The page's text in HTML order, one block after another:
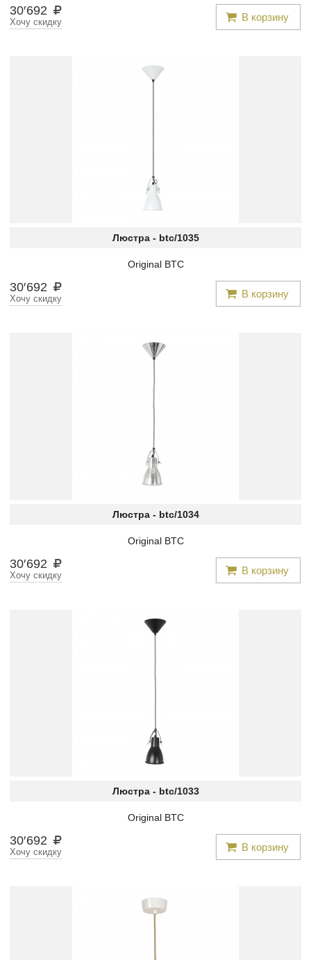
30′692 В корзину
Хочу скидку
Люстра - btc/1035
Original BTC
30′692 В корзину
Хочу скидку
Люстра - btc/1034
Original BTC
30′692 В корзину
Хочу скидку
Люстра - btc/1033
Original BTC
30′692 В корзину
Хочу скидку